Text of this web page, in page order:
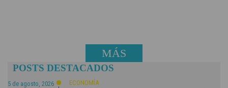
MÁS
NOTICIAS
POSTS DESTACADOS
5 de agosto, 2026 ECONOMÍA